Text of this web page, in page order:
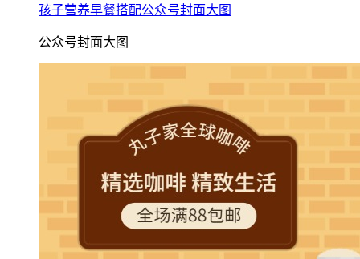
孩子营养早餐搭配公众号封面大图
公众号封面大图